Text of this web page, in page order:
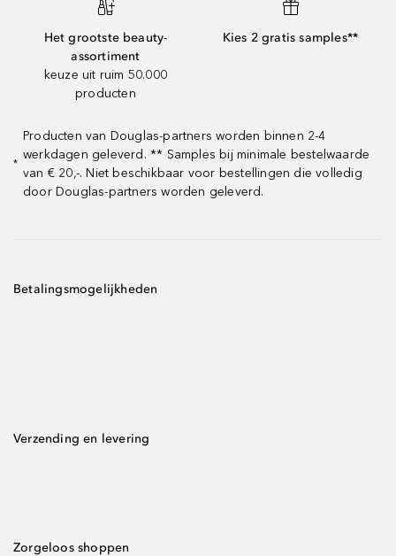
Het grootste beauty-
assortiment
keuze uit ruim 50.000
producten
Kies 2 gratis samples**
*
Producten van Douglas-partners worden binnen 2-4
werkdagen geleverd. ** Samples bij minimale bestelwaarde
van € 20,-. Niet beschikbaar voor bestellingen die volledig
door Douglas-partners worden geleverd.
Betalingsmogelijkheden
Verzending en levering
Zorgeloos shoppen